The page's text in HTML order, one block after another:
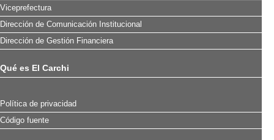
Viceprefectura
Dirección de Comunicación Institucional
Dirección de Gestión Financiera
Qué es El Carchi
Política de privacidad
Código fuente